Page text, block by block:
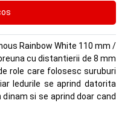
Rainbow White 110 mm /
cu distantierii de 8 mm
role care folosesc suruburi
ledurile se aprind datorita
si se aprind doar cand